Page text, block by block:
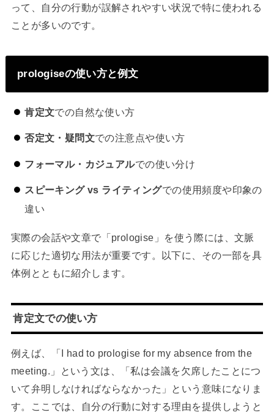
って、自分の行動が誤解されやすい状況で特に使われる
ことが多いのです。
prologiseの使い方と例文
肯定文での自然な使い方
否定文・疑問文での注意点や使い方
フォーマル・カジュアルでの使い分け
スピーキング vs ライティングでの使用頻度や印象の
違い
実際の会話や文章で「prologise」を使う際には、文脈
に応じた適切な用法が重要です。以下に、その一部を具
体例とともに紹介します。
肯定文での使い方
例えば、「I had to prologise for my absence from the
meeting.」という文は、「私は会議を欠席したことにつ
いて弁明しなければならなかった」という意味になりま
す。ここでは、自分の行動に対する理由を提供しようと